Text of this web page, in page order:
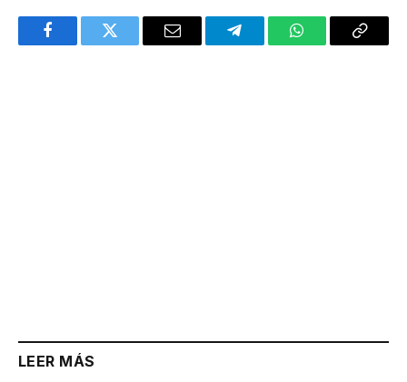
FacebookTwitter Email TelegramWhatsAppCopy
LEER MÁS